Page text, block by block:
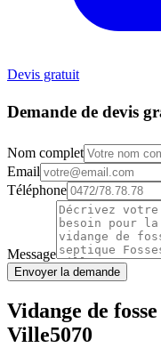
Devis gratuit
Demande de devis
Nom complet
Email
Téléphone
Message
Envoyer la demande
Vidange de
Ville5070